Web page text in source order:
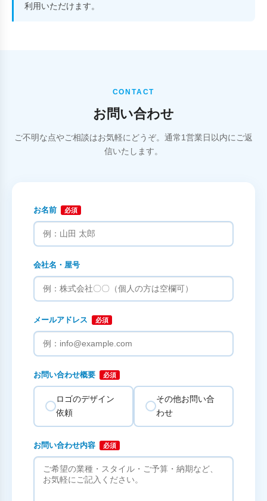
利用いただけます。
CONTACT
お問い合わせ
ご不明な点やご相談はお気軽にどうぞ。通常1営業日以内にご返
信いたします。
お名前 必須
会社名・屋号
メールアドレス 必須
お問い合わせ概要 必須
ロゴのデザイン
依頼
その他お問い合
わせ
お問い合わせ内容 必須